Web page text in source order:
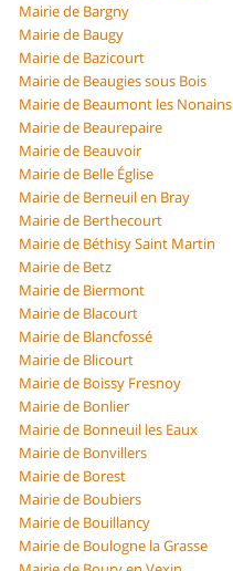
Mairie de Bargny
Mairie de Baugy
Mairie de Bazicourt
Mairie de Beaugies sous Bois
Mairie de Beaumont les Nonains
Mairie de Beaurepaire
Mairie de Beauvoir
Mairie de Belle Église
Mairie de Berneuil en Bray
Mairie de Berthecourt
Mairie de Béthisy Saint Martin
Mairie de Betz
Mairie de Biermont
Mairie de Blacourt
Mairie de Blancfossé
Mairie de Blicourt
Mairie de Boissy Fresnoy
Mairie de Bonlier
Mairie de Bonneuil les Eaux
Mairie de Bonvillers
Mairie de Borest
Mairie de Boubiers
Mairie de Bouillancy
Mairie de Boulogne la Grasse